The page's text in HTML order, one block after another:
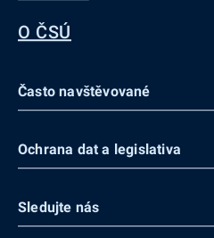
O ČSÚ
Často navštěvované
Ochrana dat a legislativa
Sledujte nás